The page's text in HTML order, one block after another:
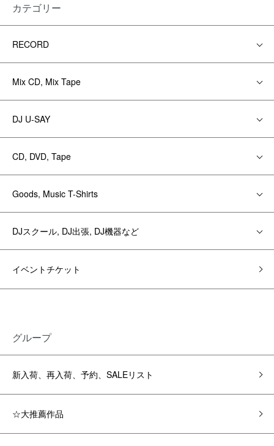
カテゴリー
RECORD
Mix CD, Mix Tape
DJ U-SAY
CD, DVD, Tape
Goods, Music T-Shirts
DJスクール, DJ出張, DJ機器など
イベントチケット
グループ
新入荷、再入荷、予約、SALEリスト
☆大推薦作品